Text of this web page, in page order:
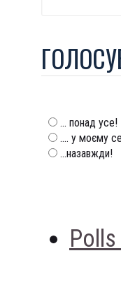
... понад усе!
.... у моєму
...назавжди!